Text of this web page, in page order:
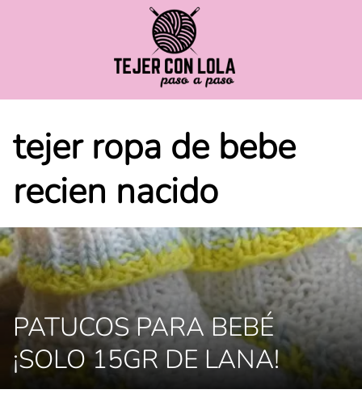
tejer ropa de bebe
recien nacido
PATUCOS PARA BEBÉ
¡SOLO 15GR DE LANA!